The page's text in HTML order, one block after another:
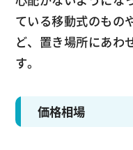
ている移動式のもの
ど、置き場所にあわ
す。
価格相場